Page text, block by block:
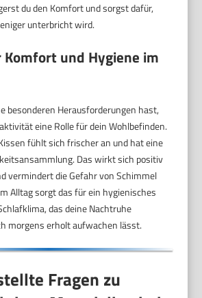
du den Komfort und sorgst dafür,
unterbricht wird.
und Hygiene im
besonderen Herausforderungen hast,
eine Rolle für dein Wohlbefinden.
fühlt sich frischer an und hat eine
Das wirkt sich positiv
vermindert die Gefahr von Schimmel
Alltag sorgt das für ein hygienisches
das deine Nachtruhe
morgens erholt aufwachen lässt.
Fragen zu